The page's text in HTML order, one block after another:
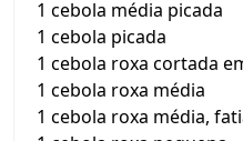
1 cebola média picada
1 cebola picada
1 cebola roxa cortada
1 cebola roxa média
1 cebola roxa média,